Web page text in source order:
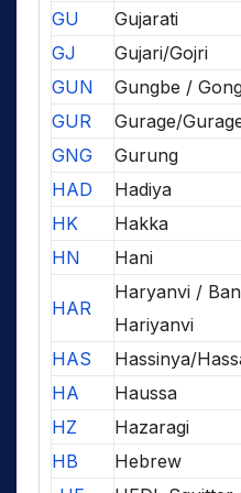
GU
Gujarati
GJ
Gujari/Gojri
GUN
Gungbe /
GUR
Gurage/
GNG
Gurung
HAD
Hadiya
HK
Hakka
HN
Hani
HAR
Haryanvi /
Hariyanvi
HAS
Hassinya/
HA
Haussa
HZ
Hazaragi
HB
Hebrew